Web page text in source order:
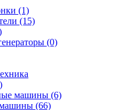
(1)
(15)
(0)
машины (6)
(66)